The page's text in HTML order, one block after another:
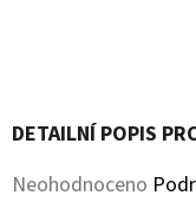
DETAILNÍ POPIS
Průměrné
Neohodnoceno
KOŽENÉ